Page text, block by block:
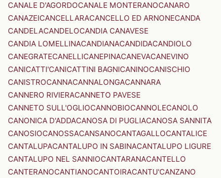
CANALE D'AGORDOCANALE MONTERANOCANARO
CANAZEICANCELLARACANCELLO ED ARNONECANDA
CANDELACANDELOCANDIA CANAVESE
CANDIA LOMELLINACANDIANACANDIDACANDIOLO
CANEGRATECANELLICANEPINACANEVACANEVINO
CANICATTI'CANICATTINI BAGNICANINOCANISCHIO
CANISTROCANNACANNALONGACANNARA
CANNERO RIVIERACANNETO PAVESE
CANNETO SULL'OGLIOCANNOBIOCANNOLECANOLO
CANONICA D'ADDACANOSA DI PUGLIACANOSA SANNITA
CANOSIOCANOSSACANSANOCANTAGALLOCANTALICE
CANTALUPACANTALUPO IN SABINACANTALUPO LIGURE
CANTALUPO NEL SANNIOCANTARANACANTELLO
CANTERANOCANTIANOCANTOIRACANTU'CANZANO